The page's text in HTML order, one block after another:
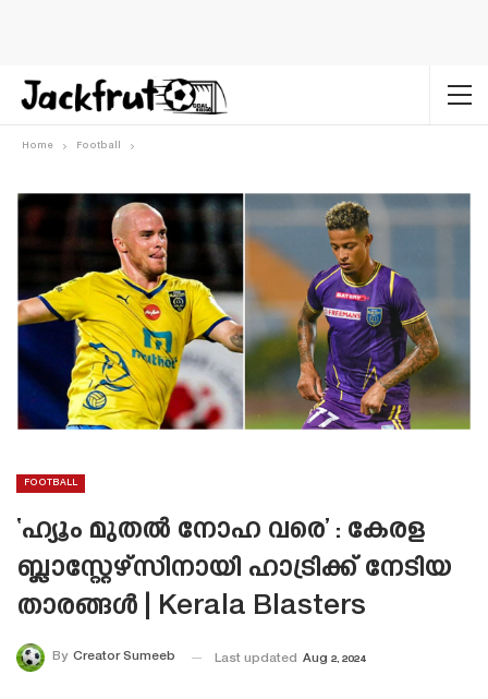
Home Football
FOOTBALL
‘ഹ്യൂം മുതൽ നോഹ വരെ’ : കേരള
ബ്ലാസ്റ്റേഴ്സിനായി ഹാട്രിക്ക് നേടിയ
താരങ്ങൾ | Kerala Blasters
By Creator Sumeeb Last updated Aug 2, 2024